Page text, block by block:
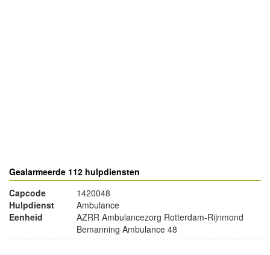
Gealarmeerde 112 hulpdiensten
Capcode
1420048
Hulpdienst
Ambulance
Eenheid
AZRR Ambulancezorg Rotterdam-Rijnmond
Bemanning Ambulance 48